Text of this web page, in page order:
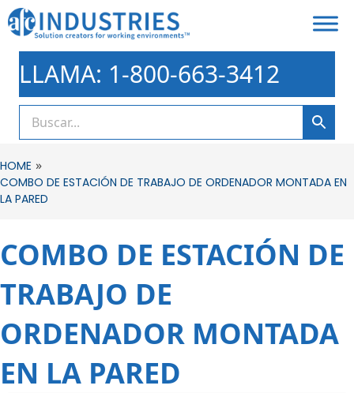
LLAMA: 1-800-663-3412
HOME »
COMBO DE ESTACIÓN DE TRABAJO DE ORDENADOR MONTADA EN
LA PARED
COMBO DE ESTACIÓN DE
TRABAJO DE
ORDENADOR MONTADA
EN LA PARED